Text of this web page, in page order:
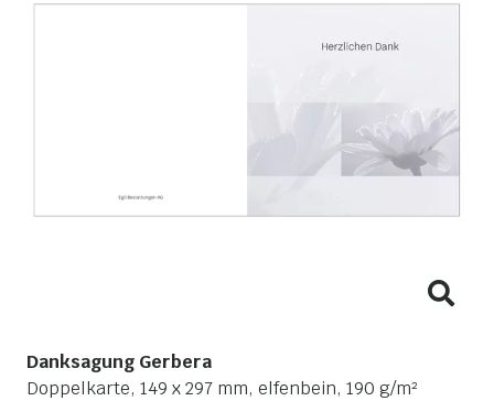
Danksagung Gerbera
Doppelkarte, 149 x 297 mm, elfenbein, 190 g/m²